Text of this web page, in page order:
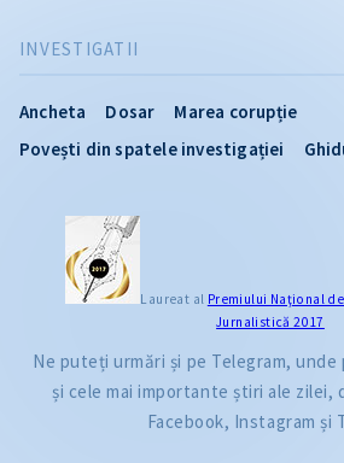
INVESTIGATII
Ancheta Dosar
Marea corupție
Povești din spatele investigației
Laureat al Premiului Naţional
Jurnalistică 2017
Ne puteți urmări și pe Telegram,
și cele mai importante știri ale zilei,
Facebook, Instagram și